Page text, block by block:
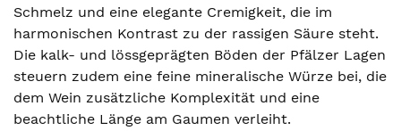
Schmelz und eine elegante Cremigkeit, die im
harmonischen Kontrast zu der rassigen Säure steht.
Die kalk- und lössgeprägten Böden der Pfälzer Lagen
steuern zudem eine feine mineralische Würze bei, die
dem Wein zusätzliche Komplexität und eine
beachtliche Länge am Gaumen verleiht.